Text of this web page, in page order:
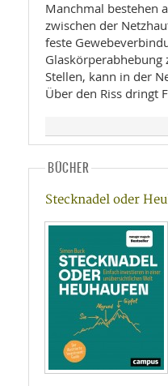
Manchmal bestehen
zwischen der
feste
Glaskörperabhebung
Stellen, kann in der
Über den Riss dringt
BÜCHER
Stecknadel oder